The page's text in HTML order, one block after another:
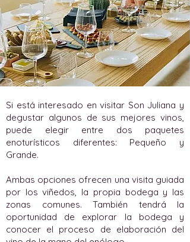
Si está interesado en visitar Son Juliana y
degustar algunos de sus mejores vinos,
puede elegir entre dos paquetes
enoturísticos diferentes: Pequeño y
Grande.
Ambas opciones ofrecen una visita guiada
por los viñedos, la propia bodega y las
zonas comunes. También tendrá la
oportunidad de explorar la bodega y
conocer el proceso de elaboración del